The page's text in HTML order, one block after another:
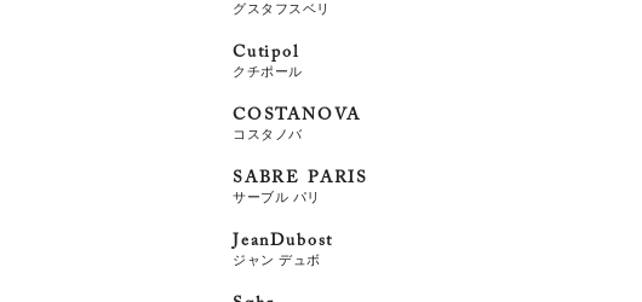
グスタフスベリ
Cutipol
クチポール
COSTANOVA
コスタノバ
SABRE PARIS
サーブル パリ
JeanDubost
ジャン デュボ